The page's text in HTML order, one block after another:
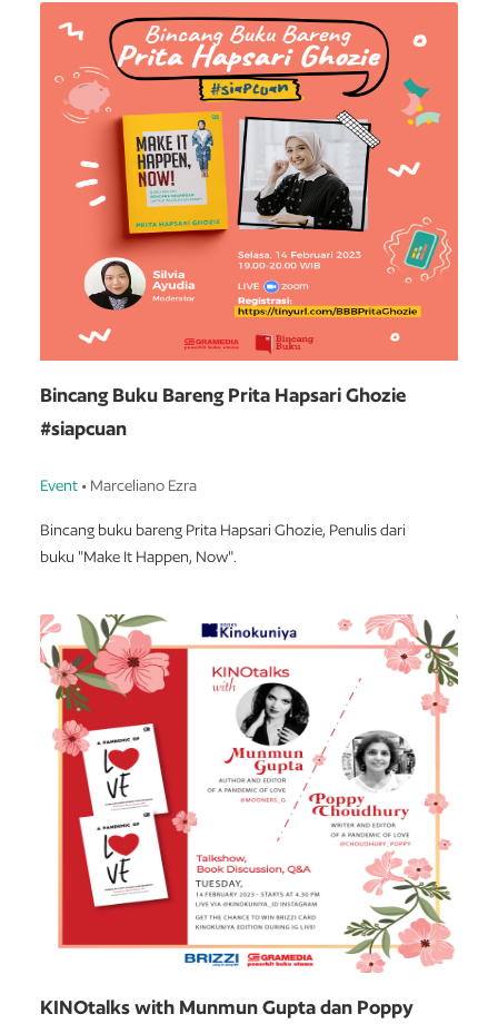
Bincang Buku Bareng Prita Hapsari Ghozie
#siapcuan
Event • Marceliano Ezra
Bincang buku bareng Prita Hapsari Ghozie, Penulis dari
buku "Make It Happen, Now".
KINOtalks with Munmun Gupta dan Poppy